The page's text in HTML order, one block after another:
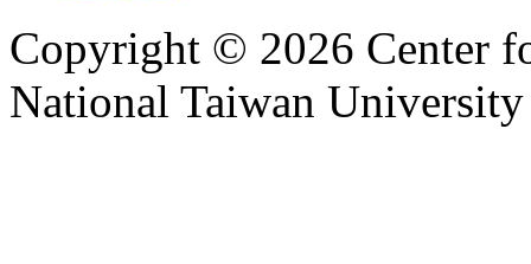
Copyright © 2026 Center
National Taiwan University